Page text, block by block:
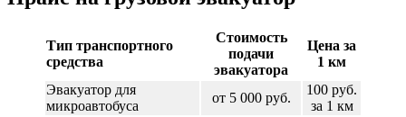
Тип транспортного
средства
Стоимость
подачи
эвакуатора
Цена за
1 км
Эвакуатор для
микроавтобуса
от 5 000 руб.
100 руб.
за 1 км